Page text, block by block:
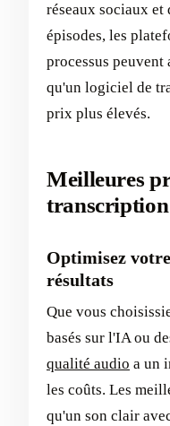
réseaux sociaux et
épisodes, les
processus
qu'un logiciel de
prix plus élevés.
Meilleures
transcription
Optimisez
résultats
Que vous
basés sur l'IA ou
qualité audio a un
les coûts. Les
qu'un son clair